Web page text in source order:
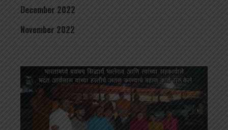
December 2022
November 2022